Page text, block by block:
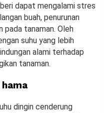
dapat mengalami stres
buah, penurunan
pada tanaman. Oleh
suhu yang lebih
alami terhadap
tanaman.
dingin cenderung